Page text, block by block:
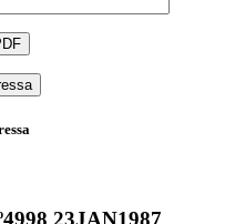
23JAN1987